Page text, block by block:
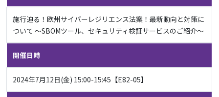
施行迫る！欧州サイバーレジリエンス法案！最新動向と対策に
ついて ～SBOMツール、セキュリティ検証サービスのご紹介～
開催日時
2024年7月12日(金) 15:00-15:45【E82-05】